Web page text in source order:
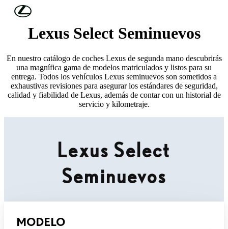
Skip to Main Content
Lexus Select Seminuevos
En nuestro catálogo de coches Lexus de segunda mano descubrirás
una magnífica gama de modelos matriculados y listos para su
entrega. Todos los vehículos Lexus seminuevos son sometidos a
exhaustivas revisiones para asegurar los estándares de seguridad,
calidad y fiabilidad de Lexus, además de contar con un historial de
servicio y kilometraje.
Lexus Select
Seminuevos
MODELO